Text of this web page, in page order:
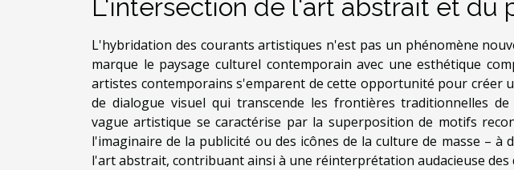
L'intersection de l'art abstrait et du
L'hybridation des courants artistiques n'est pas un phénomène
marque le paysage culturel contemporain avec une esthétique
artistes contemporains s'emparent de cette opportunité pour créer
de dialogue visuel qui transcende les frontières traditionnelles
vague artistique se caractérise par la superposition de motifs
l'imaginaire de la publicité ou des icônes de la culture de masse – à
l'art abstrait, contribuant ainsi à une réinterprétation audacieuse des